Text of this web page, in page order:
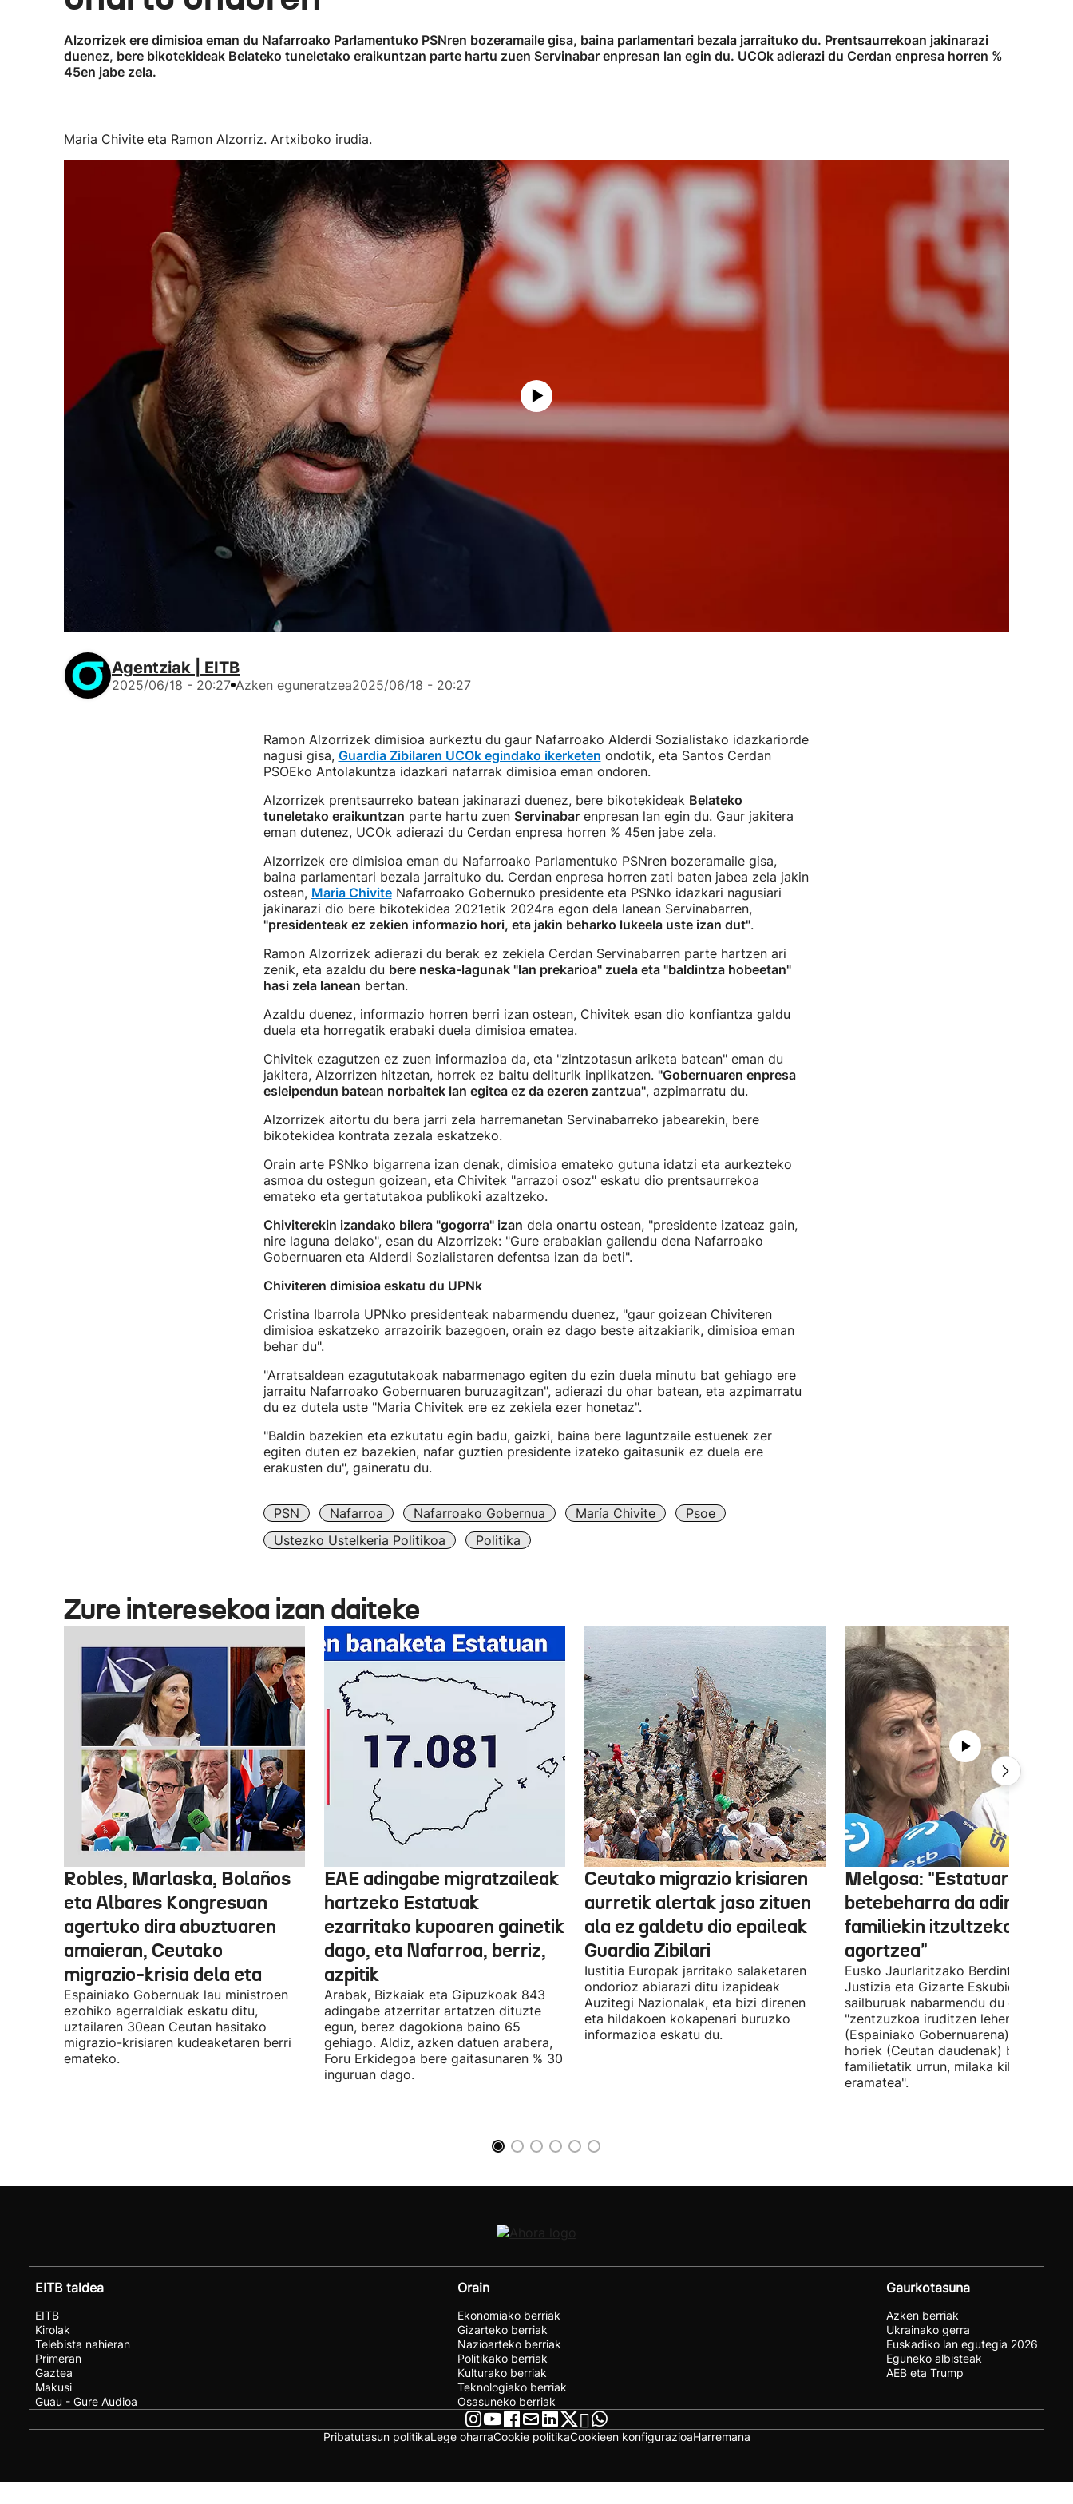
Alzorrizek ere dimisioa eman du Nafarroako Parlamentuko PSNren bozeramaile gisa, baina parlamentari bezala jarraituko du. Prentsaurrekoan jakinarazi
duenez, bere bikotekideak Belateko tuneletako eraikuntzan parte hartu zuen Servinabar enpresan lan egin du. UCOk adierazi du Cerdan enpresa horren %
45en jabe zela.
Maria Chivite eta Ramon Alzorriz. Artxiboko irudia.
Agentziak | EITB
2025/06/18 - 20:27 Azken eguneratzea2025/06/18 - 20:27
Ramon Alzorrizek dimisioa aurkeztu du gaur Nafarroako Alderdi Sozialistako idazkariorde
nagusi gisa, Guardia Zibilaren UCOk egindako ikerketen ondotik, eta Santos Cerdan
PSOEko Antolakuntza idazkari nafarrak dimisioa eman ondoren.
Alzorrizek prentsaurreko batean jakinarazi duenez, bere bikotekideak Belateko
tuneletako eraikuntzan parte hartu zuen Servinabarenpresan lan egin du. Gaur jakitera
eman dutenez, UCOk adierazi du Cerdan enpresa horren % 45en jabe zela.
Alzorrizek ere dimisioa eman du Nafarroako Parlamentuko PSNren bozeramaile gisa,
baina parlamentari bezala jarraituko du. Cerdan enpresa horren zati baten jabea zela jakin
ostean, Maria ChiviteNafarroako Gobernuko presidente eta PSNko idazkari nagusiari
jakinarazi dio bere bikotekidea 2021etik 2024ra egon dela lanean Servinabarren,
"presidenteak ez zekien informazio hori, eta jakin beharko lukeela uste izan dut".
Ramon Alzorrizek adierazi du berak ez zekiela Cerdan Servinabarren parte hartzen ari
zenik, eta azaldu du bere neska-lagunak "lan prekarioa" zuela eta "baldintza hobeetan"
hasi zela lanean bertan.
Azaldu duenez, informazio horren berri izan ostean, Chivitek esan dio konfiantza galdu
duela eta horregatik erabaki duela dimisioa ematea.
Chivitek ezagutzen ez zuen informazioa da, eta "zintzotasun ariketa batean" eman du
jakitera, Alzorrizen hitzetan, horrek ez baitu deliturik inplikatzen. "Gobernuaren enpresa
esleipendun batean norbaitek lan egitea ez da ezeren zantzua", azpimarratu du.
Alzorrizek aitortu du bera jarri zela harremanetan Servinabarreko jabearekin, bere
bikotekidea kontrata zezala eskatzeko.
Orain arte PSNko bigarrena izan denak, dimisioa emateko gutuna idatzi eta aurkezteko
asmoa du ostegun goizean, eta Chivitek "arrazoi osoz" eskatu dio prentsaurrekoa
emateko eta gertatutakoa publikoki azaltzeko.
Chiviterekin izandako bilera "gogorra" izan dela onartu ostean, "presidente izateaz gain,
nire laguna delako", esan du Alzorrizek: "Gure erabakian gailendu dena Nafarroako
Gobernuaren eta Alderdi Sozialistaren defentsa izan da beti".
Chiviteren dimisioa eskatu du UPNk
Cristina Ibarrola UPNko presidenteak nabarmendu duenez, "gaur goizean Chiviteren
dimisioa eskatzeko arrazoirik bazegoen, orain ez dago beste aitzakiarik, dimisioa eman
behar du".
"Arratsaldean ezagututakoak nabarmenago egiten du ezin duela minutu bat gehiago ere
jarraitu Nafarroako Gobernuaren buruzagitzan", adierazi du ohar batean, eta azpimarratu
du ez dutela uste "Maria Chivitek ere ez zekiela ezer honetaz".
"Baldin bazekien eta ezkutatu egin badu, gaizki, baina bere laguntzaile estuenek zer
egiten duten ez bazekien, nafar guztien presidente izateko gaitasunik ez duela ere
erakusten du", gaineratu du.
PSN Nafarroa Nafarroako Gobernua María Chivite
Psoe
Ustezko Ustelkeria Politikoa
Politika
Zure interesekoa izan daiteke
Robles, Marlaska, Bolaños
eta Albares Kongresuan
agertuko dira abuztuaren
amaieran, Ceutako
migrazio-krisia dela eta
Espainiako Gobernuak lau ministroen
ezohiko agerraldiak eskatu ditu,
uztailaren 30ean Ceutan hasitako
migrazio-krisiaren kudeaketaren berri
emateko.
EAE adingabe migratzaileak
hartzeko Estatuak
ezarritako kupoaren gainetik
dago, eta Nafarroa, berriz,
azpitik
Arabak, Bizkaiak eta Gipuzkoak 843
adingabe atzerritar artatzen dituzte
egun, berez dagokiona baino 65
gehiago. Aldiz, azken datuen arabera,
Foru Erkidegoa bere gaitasunaren % 30
inguruan dago.
Ceutako migrazio krisiaren
aurretik alertak jaso zituen
ala ez galdetu dio epaileak
Guardia Zibilari
Iustitia Europak jarritako salaketaren
ondorioz abiarazi ditu izapideak
Auzitegi Nazionalak, eta bizi direnen
eta hildakoen kokapenari buruzko
informazioa eskatu du.
Melgosa: "Estatuaren
betebeharra da
familiekin itzultzeko bideak
agortzea"
Eusko Jaurlaritzako Berdintasun,
Justizia eta Gizarte Eskubideetako
sailburuak nabarmendu du ez zaiola
"zentzuzkoa iruditzen lehen
(Espainiako Gobernuarena) adingabe
horiek (Ceutan daudenak) beren
familietatik urrun, milaka
eramatea".
EITB taldea
EITB
Kirolak
Telebista nahieran
Primeran
Gaztea
Makusi
Guau - Gure Audioa
Orain
Ekonomiako berriak
Gizarteko berriak
Nazioarteko berriak
Politikako berriak
Kulturako berriak
Teknologiako berriak
Osasuneko berriak
Gaurkotasuna
Azken berriak
Ukrainako gerra
Euskadiko lan egutegia 2026
Eguneko albisteak
AEB eta Trump
Pribatutasun politikaLege oharraCookie politikaCookieen konfigurazioaHarremana